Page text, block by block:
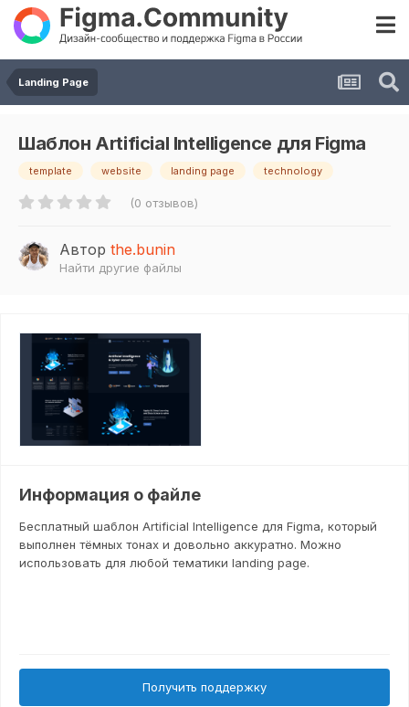
Landing Page
Шаблон Artificial Intelligence для Figma
template website landing page technology
(0 отзывов)
Автор the.bunin
Найти другие файлы
Информация о файле
Бесплатный шаблон Artificial Intelligence для Figma, который
выполнен тёмных тонах и довольно аккуратно. Можно
использовать для любой тематики landing page.
Получить поддержку